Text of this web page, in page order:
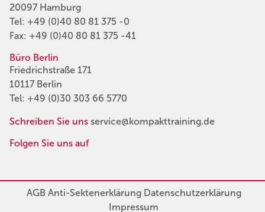
20097 Hamburg
Tel: +49 (0)40 80 81 375 -0
Fax: +49 (0)40 80 81 375 -41
Büro Berlin
Friedrichstraße 171
10117 Berlin
Tel: +49 (0)30 303 66 5770
Schreiben Sie uns service@kompakttraining.de
Folgen Sie uns auf
AGBAnti-SektenerklärungDatenschutzerklärung
Impressum